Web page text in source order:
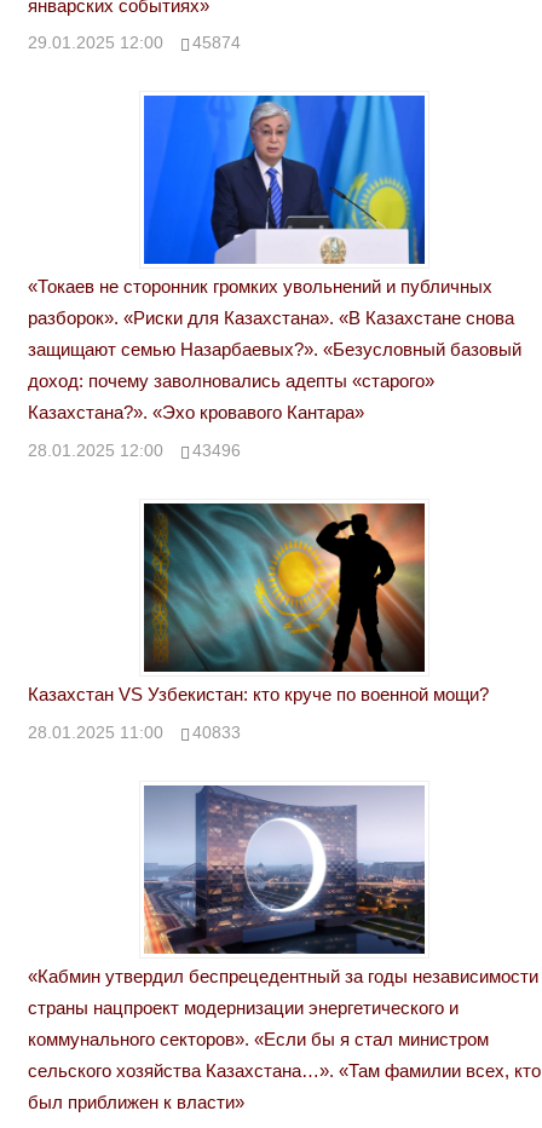
январских событиях»
29.01.2025 12:00 45874
«Токаев не сторонник громких увольнений и публичных
разборок». «Риски для Казахстана». «В Казахстане снова
защищают семью Назарбаевых?». «Безусловный базовый
доход: почему заволновались адепты «старого»
Казахстана?». «Эхо кровавого Кантара»
28.01.2025 12:00 43496
Казахстан VS Узбекистан: кто круче по военной мощи?
28.01.2025 11:00 40833
«Кабмин утвердил беспрецедентный за годы независимости
страны нацпроект модернизации энергетического и
коммунального секторов». «Если бы я стал министром
сельского хозяйства Казахстана…». «Там фамилии всех, кто
был приближен к власти»